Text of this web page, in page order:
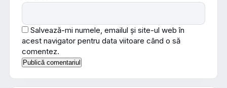
Salvează-mi numele, emailul și site-ul web în
acest navigator pentru data viitoare când o să
comentez.